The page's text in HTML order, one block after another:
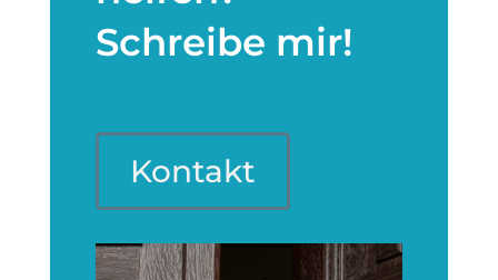
Schreibe mir!
Kontakt